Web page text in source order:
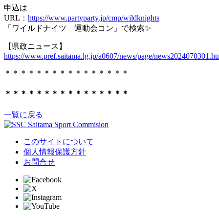
申込は
URL： https://www.partyparty.jp/cmp/wildknights
「ワイルドナイツ 運動会コン」で検索✨
【県政ニュース】
https://www.pref.saitama.lg.jp/a0607/news/page/
＊＊＊＊＊＊＊＊＊＊＊＊＊＊＊＊
＊＊＊＊＊＊＊＊＊＊＊＊＊＊＊＊
一覧に戻る
このサイトについて
個人情報保護方針
お問合せ